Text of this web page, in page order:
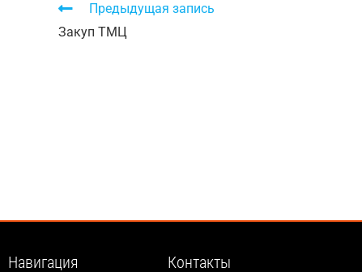
Предыдущая запись
Закуп ТМЦ
Навигация Контакты